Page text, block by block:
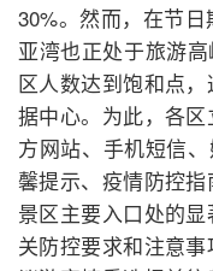
30%。然而，在节
亚湾也正处于旅游
区人数达到饱和点
据中心。为此，各
方网站、手机短信
馨提示、疫情防控
景区主要入口处的
关防控要求和注意